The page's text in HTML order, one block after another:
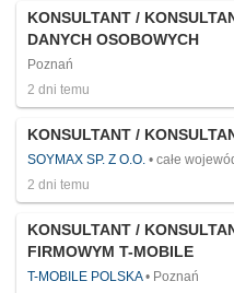
KONSULTANT /
DANYCH OSOBOWYCH
Poznań
2 dni temu
KONSULTANT /
SOYMAX SP. Z O.O.
całe
2 dni temu
KONSULTANT /
FIRMOWYM T-MOBILE
T-MOBILE POLSKA
Poznań